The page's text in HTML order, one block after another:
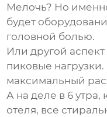
Мелочь? Но
будет
головной болью.
Или другой
пиковые нагрузки.
максимальный
А на деле в 6 утра,
отеля, все